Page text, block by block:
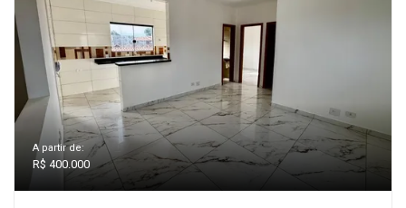
A partir de:
R$ 400.000